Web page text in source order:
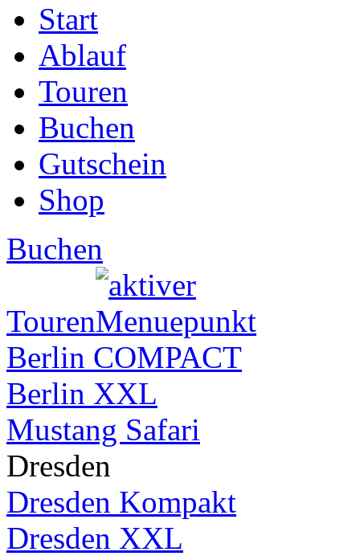
Start
Ablauf
Touren
Buchen
Gutschein
Shop
Buchen
Touren
Berlin COMPACT
Berlin XXL
Mustang Safari
Dresden
Dresden Kompakt
Dresden XXL